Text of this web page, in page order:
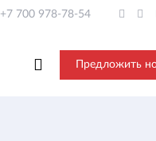
+7 700 978-78-54
Предложить